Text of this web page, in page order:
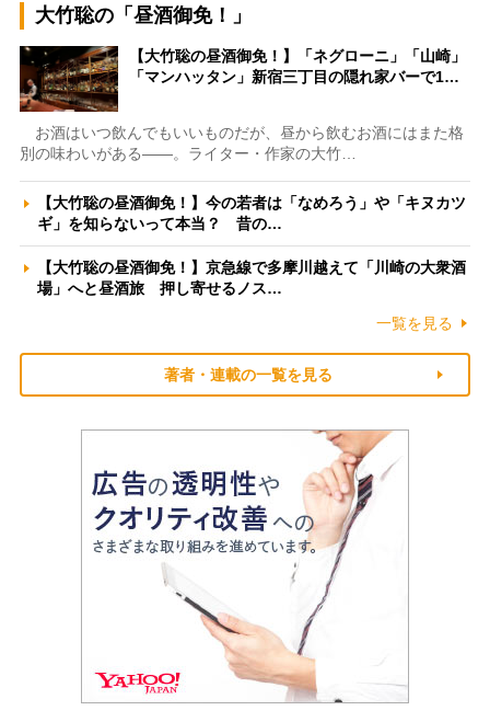
大竹聡の「昼酒御免！」
【大竹聡の昼酒御免！】「ネグローニ」「山崎」
「マンハッタン」新宿三丁目の隠れ家バーで1…
お酒はいつ飲んでもいいものだが、昼から飲むお酒にはまた格
別の味わいがある――。ライター・作家の大竹…
【大竹聡の昼酒御免！】今の若者は「なめろう」や「キヌカツ
ギ」を知らないって本当？ 昔の…
【大竹聡の昼酒御免！】京急線で多摩川越えて「川崎の大衆酒
場」へと昼酒旅 押し寄せるノス…
一覧を見る
著者・連載の一覧を見る